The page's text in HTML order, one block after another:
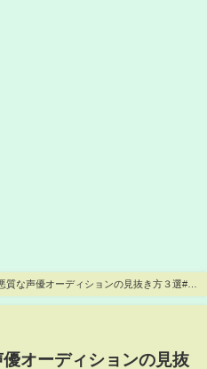
質な声優オーディションの見抜き方３選#声
オーディションの見抜